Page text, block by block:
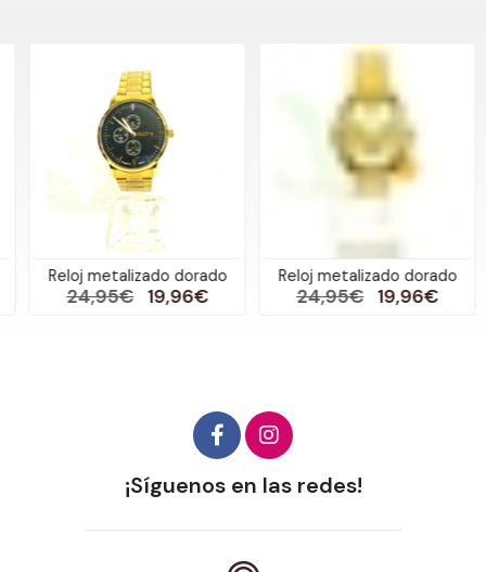
Reloj metalizado dorado
24,95€ 19,96€
Reloj metalizado dorado
24,95€ 19,96€
¡Síguenos en las redes!